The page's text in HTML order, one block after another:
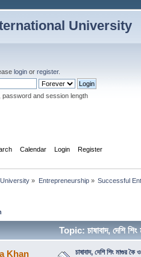
University
login orregister.
password and session length
Calendar Login Register
» Entrepreneurship» Successful
Topic: চাষাবাদ, দেশি
Khan চাষাবাদ, দেশি শিং মাগুর কৈ